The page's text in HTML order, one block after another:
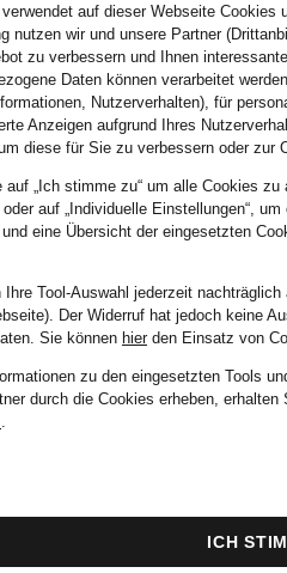
Farbe
auf dieser Webseite Cookies
nutzen wir und unsere Partner
zu verbessern und Ihnen
Daten können verarbeitet
Nutzerverhalten), für
Anzeigen aufgrund Ihres
diese für Sie zu verbessern oder zur
auf „Ich stimme zu“ um alle Cookies
auf „Individuelle Einstellungen“,
eine Übersicht der eingesetzten
Ihre Tool-Auswahl jederzeit
Der Widerruf hat jedoch keine
Sie können hierden Einsatz von
zu den eingesetzten Tools
durch die Cookies erheben, erhalten
.
ICH